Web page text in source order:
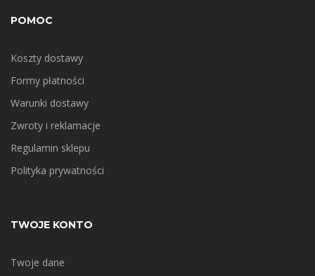
POMOC
Koszty dostawy
Formy płatności
Warunki dostawy
Zwroty i reklamacje
Regulamin sklepu
Polityka prywatności
TWOJE KONTO
Twoje dane